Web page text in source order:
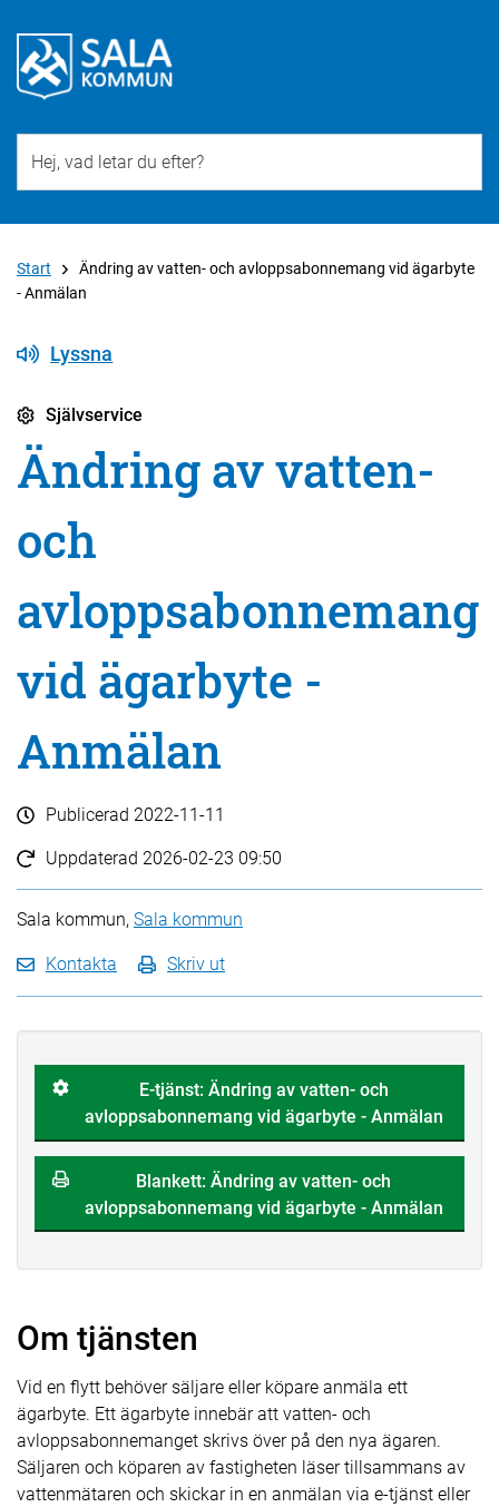
Start
Ändring av vatten- och avloppsabonnemang vid ägarbyte
- Anmälan
Lyssna
Självservice
Ändring av vatten-
och
avloppsabonnemang
vid ägarbyte -
Anmälan
Publicerad 2022-11-11
Uppdaterad 2026-02-23 09:50
Sala kommun, Sala kommun
Kontakta Skriv ut
E-tjänst: Ändring av vatten- och
avloppsabonnemang vid ägarbyte - Anmälan
Blankett: Ändring av vatten- och
avloppsabonnemang vid ägarbyte - Anmälan
Om tjänsten
Vid en flytt behöver säljare eller köpare anmäla ett
ägarbyte. Ett ägarbyte innebär att vatten- och
avloppsabonnemanget skrivs över på den nya ägaren.
Säljaren och köparen av fastigheten läser tillsammans av
vattenmätaren och skickar in en anmälan via e-tjänst eller